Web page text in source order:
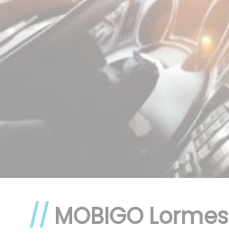
MOBIGO Lormes